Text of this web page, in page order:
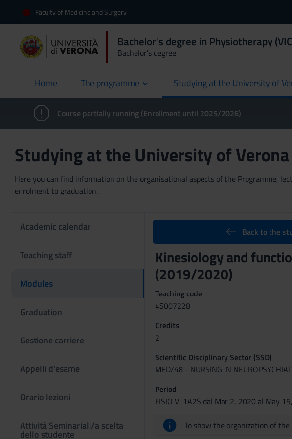
Faculty of Medicine and Surgery
Bachelor's degree in Physiotherapy
Bachelor's degree
Home
current The programme Studying at the University of
Course partially running (Enrollment until 2025/2026)
Studying at the University of Verona
Here you can find information on the organisational aspects of the Programme,
enrolment to graduation.
Academic calendar
Teaching staff
Modules
Graduation
Gestione carriere
Appelli d'esame
Orario lezioni
Attività Seminariali/a scelta
dello studente
Back to the
Kinesiology and
(2019/2020)
Teaching code
4S007228
Credits
2
Scientific Disciplinary Sector (SSD)
MED/48 - NURSING IN
Period
FISIO VI 1A2S dal Mar 2, 2020 al May
To show the organization of